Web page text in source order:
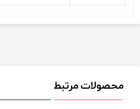
محصولات مرتبط